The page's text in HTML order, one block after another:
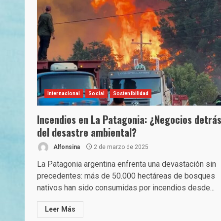
Internacional Social Sostenibilidad
Incendios en La Patagonia: ¿Negocios detrás
del desastre ambiental?
Alfonsina 2 de marzo de 2025
La Patagonia argentina enfrenta una devastación sin
precedentes: más de 50.000 hectáreas de bosques
nativos han sido consumidas por incendios desde...
Leer Más